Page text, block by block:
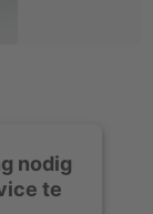
nodig
te